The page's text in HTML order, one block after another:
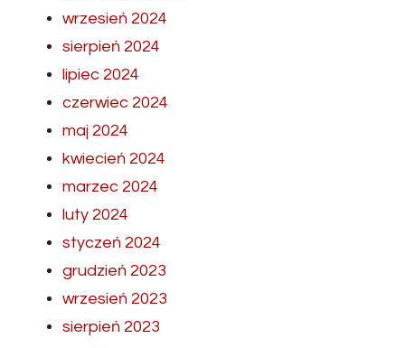
wrzesień 2024
sierpień 2024
lipiec 2024
czerwiec 2024
maj 2024
kwiecień 2024
marzec 2024
luty 2024
styczeń 2024
grudzień 2023
wrzesień 2023
sierpień 2023